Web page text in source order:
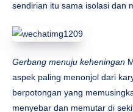
sendirian itu sama isolasi dan
Gerbang menuju keheningan
aspek paling menonjol dari
berpotongan yang
menyebar dan memutar di